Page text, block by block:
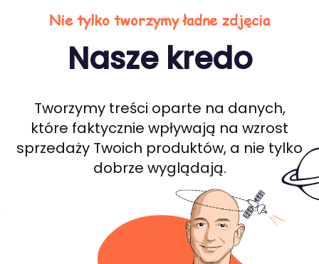
Nie tylko tworzymy ładne zdjęcia
Nasze kredo
Tworzymy treści oparte na danych,
które faktycznie wpływają na wzrost
sprzedaży Twoich produktów, a nie tylko
dobrze wyglądają.